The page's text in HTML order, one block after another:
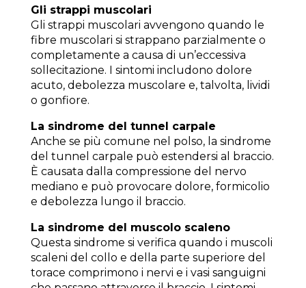
Gli strappi muscolari
Gli strappi muscolari avvengono quando le
fibre muscolari si strappano parzialmente o
completamente a causa di un’eccessiva
sollecitazione. I sintomi includono dolore
acuto, debolezza muscolare e, talvolta, lividi
o gonfiore.
La sindrome del tunnel carpale
Anche se più comune nel polso, la sindrome
del tunnel carpale può estendersi al braccio.
È causata dalla compressione del nervo
mediano e può provocare dolore, formicolio
e debolezza lungo il braccio.
La sindrome del muscolo scaleno
Questa sindrome si verifica quando i muscoli
scaleni del collo e della parte superiore del
torace comprimono i nervi e i vasi sanguigni